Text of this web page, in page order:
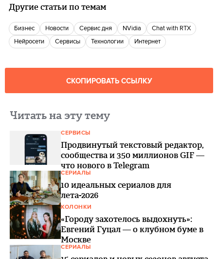
Другие статьи по темам
бизнес новости Сервис дня NVidia
Chat with RTX
нейросети
Сервисы Технологии интернет
СКОПИРОВАТЬ ССЫЛКУ
Читать на эту тему
СЕРВИСЫ
Продвинутый текстовый редактор,
сообщества и 350 миллионов GIF —
что нового в Telegram
СЕРИАЛЫ
10 идеальных сериалов для
лета-2026
КОЛОНКИ
«Городу захотелось выдохнуть»:
Евгений Гуцал — о клубном буме в
Москве
СЕРИАЛЫ